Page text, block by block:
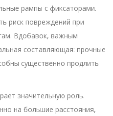
рампы с фиксаторами.
риск повреждений при
Вдобавок, важным
составляющая: прочные
существенно продлить
значительную роль.
на большие расстояния,